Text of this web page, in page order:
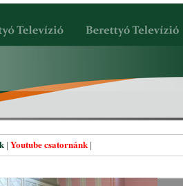
Youtube csatornánk